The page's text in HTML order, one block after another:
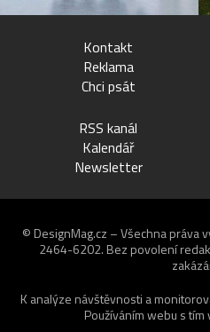
Kontakt
Reklama
Chci psát
RSS kanál
Kalendář
Newsletter
© DesignMag.cz – Všechna práva
2464-6202. Bez povolení
K analýze návštěvnosti a
Používáním webu s